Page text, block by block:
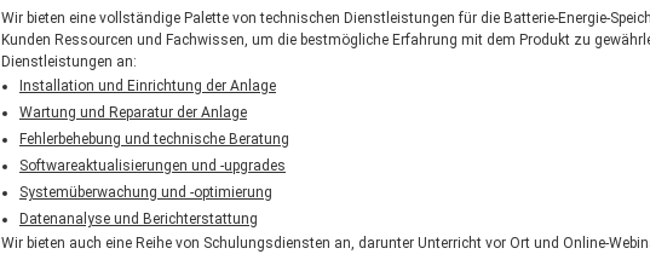
Wir bieten eine vollständige Palette von technischen Dienstleistungen für die Batterie-Energie-
Kunden Ressourcen und Fachwissen, um die bestmögliche Erfahrung mit dem Produkt zu
Dienstleistungen an:
Installation und Einrichtung der Anlage
Wartung und Reparatur der Anlage
Fehlerbehebung und technische Beratung
Softwareaktualisierungen und -upgrades
Systemüberwachung und -optimierung
Datenanalyse und Berichterstattung
Wir bieten auch eine Reihe von Schulungsdiensten an, darunter Unterricht vor Ort und Online-